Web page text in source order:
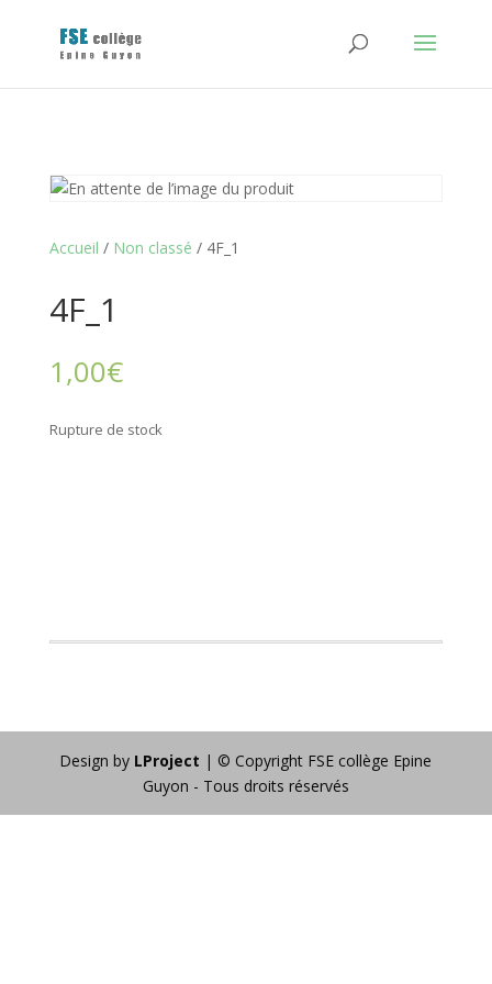
Accueil / Non classé / 4F_1
4F_1
1,00€
Rupture de stock
Design by LProject | © Copyright FSE collège Epine
Guyon - Tous droits réservés